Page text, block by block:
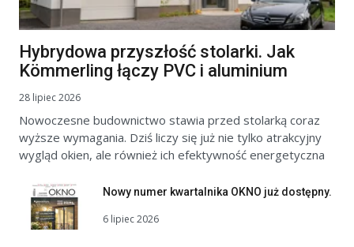
Hybrydowa przyszłość stolarki. Jak
Kömmerling łączy PVC i aluminium
28 lipiec 2026
Nowoczesne budownictwo stawia przed stolarką coraz
wyższe wymagania. Dziś liczy się już nie tylko atrakcyjny
wygląd okien, ale również ich efektywność energetyczna
Nowy numer kwartalnika OKNO już dostępny.
6 lipiec 2026